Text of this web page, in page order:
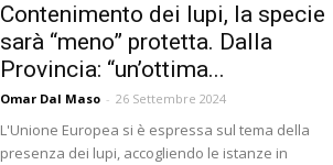
Contenimento dei lupi, la specie
sarà “meno” protetta. Dalla
Provincia: “un’ottima...
Omar Dal Maso - 26 Settembre 2024
L'Unione Europea si è espressa sul tema della
presenza dei lupi, accogliendo le istanze in